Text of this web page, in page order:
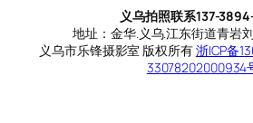
义乌拍照联系137-
地址：金华.义乌.江东街道青岩
义乌市乐锋摄影室 版权所有浙ICP备
33078202000934